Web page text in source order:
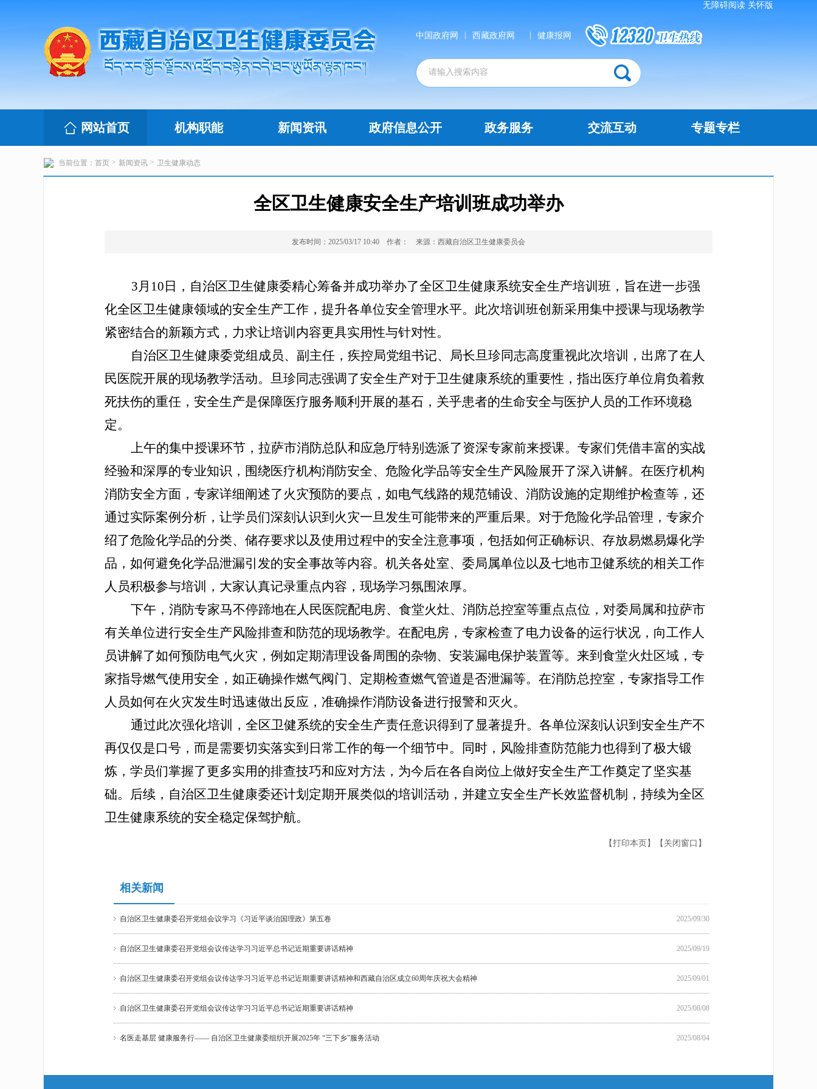
无障碍阅读 关怀版
中国政府网 西藏政府网 健康报网
网站首页 机构职能 新闻资讯 政府信息公开 政务服务 交流互动 专题专栏
当前位置： 首页 > 新闻资讯 > 卫生健康动态
全区卫生健康安全生产培训班成功举办
发布时间：2025/03/17 10:40 作者： 来源：西藏自治区卫生健康委员会
3月10日，自治区卫生健康委精心筹备并成功举办了全区卫生健康系统安全生产培训班，旨在进一步强
化全区卫生健康领域的安全生产工作，提升各单位安全管理水平。此次培训班创新采用集中授课与现场教学
紧密结合的新颖方式，力求让培训内容更具实用性与针对性。
自治区卫生健康委党组成员、副主任，疾控局党组书记、局长旦珍同志高度重视此次培训，出席了在人
民医院开展的现场教学活动。旦珍同志强调了安全生产对于卫生健康系统的重要性，指出医疗单位肩负着救
死扶伤的重任，安全生产是保障医疗服务顺利开展的基石，关乎患者的生命安全与医护人员的工作环境稳
定。
上午的集中授课环节，拉萨市消防总队和应急厅特别选派了资深专家前来授课。专家们凭借丰富的实战
经验和深厚的专业知识，围绕医疗机构消防安全、危险化学品等安全生产风险展开了深入讲解。在医疗机构
消防安全方面，专家详细阐述了火灾预防的要点，如电气线路的规范铺设、消防设施的定期维护检查等，还
通过实际案例分析，让学员们深刻认识到火灾一旦发生可能带来的严重后果。对于危险化学品管理，专家介
绍了危险化学品的分类、储存要求以及使用过程中的安全注意事项，包括如何正确标识、存放易燃易爆化学
品，如何避免化学品泄漏引发的安全事故等内容。机关各处室、委局属单位以及七地市卫健系统的相关工作
人员积极参与培训，大家认真记录重点内容，现场学习氛围浓厚。
下午，消防专家马不停蹄地在人民医院配电房、食堂火灶、消防总控室等重点点位，对委局属和拉萨市
有关单位进行安全生产风险排查和防范的现场教学。在配电房，专家检查了电力设备的运行状况，向工作人
员讲解了如何预防电气火灾，例如定期清理设备周围的杂物、安装漏电保护装置等。来到食堂火灶区域，专
家指导燃气使用安全，如正确操作燃气阀门、定期检查燃气管道是否泄漏等。在消防总控室，专家指导工作
人员如何在火灾发生时迅速做出反应，准确操作消防设备进行报警和灭火。
通过此次强化培训，全区卫健系统的安全生产责任意识得到了显著提升。各单位深刻认识到安全生产不
再仅仅是口号，而是需要切实落实到日常工作的每一个细节中。同时，风险排查防范能力也得到了极大锻
炼，学员们掌握了更多实用的排查技巧和应对方法，为今后在各自岗位上做好安全生产工作奠定了坚实基
础。后续，自治区卫生健康委还计划定期开展类似的培训活动，并建立安全生产长效监督机制，持续为全区
卫生健康系统的安全稳定保驾护航。
【关闭窗口】
【打印本页】
相关新闻
自治区卫生健康委召开党组会议学习《习近平谈治国理政》第五卷 2025/09/30
自治区卫生健康委召开党组会议传达学习习近平总书记近期重要讲话精神 2025/09/19
自治区卫生健康委召开党组会议传达学习习近平总书记近期重要讲话精神和西藏自治区成立60周年庆祝大会精神 2025/09/01
自治区卫生健康委召开党组会议传达学习习近平总书记近期重要讲话精神 2025/08/08
名医走基层 健康服务行—— 自治区卫生健康委组织开展2025年 “三下乡”服务活动 2025/08/04